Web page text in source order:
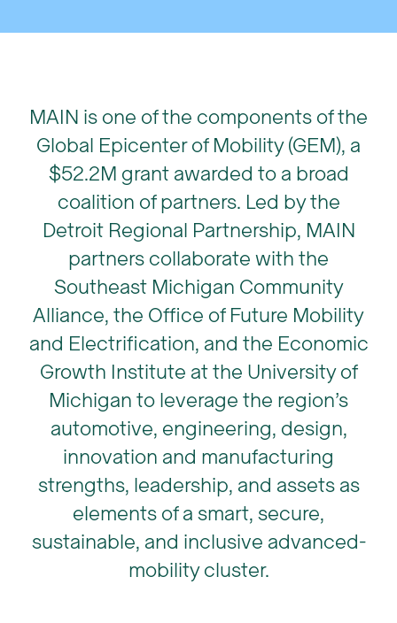
MAIN is one of the components of the
Global Epicenter of Mobility (GEM), a
$52.2M grant awarded to a broad
coalition of partners. Led by the
Detroit Regional Partnership, MAIN
partners collaborate with the
Southeast Michigan Community
Alliance, the Office of Future Mobility
and Electrification, and the Economic
Growth Institute at the University of
Michigan to leverage the region’s
automotive, engineering, design,
innovation and manufacturing
strengths, leadership, and assets as
elements of a smart, secure,
sustainable, and inclusive advanced-
mobility cluster.